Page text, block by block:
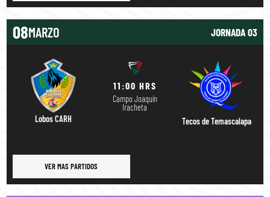
08MARZO JORNADA 03
Lobos CARH
11:00 HRS
Campo Joaquín
Iracheta
Tecos de Temascalapa
VER MAS PARTIDOS